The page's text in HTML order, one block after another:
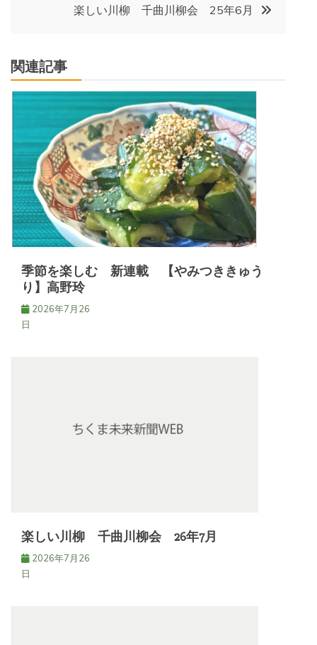
ビ
ゲ
ー
シ
ョ
ン
楽しい川柳 千曲川柳会 25年6月
関連記事
季節を楽しむ 新連載 【やみつききゅう
り】高野玲
2026年7月26
日
楽しい川柳 千曲川柳会 26年7月
2026年7月26
日